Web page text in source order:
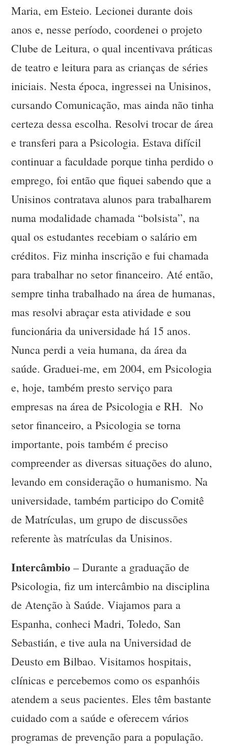
Maria, em Esteio. Lecionei durante dois
anos e, nesse período, coordenei o projeto
Clube de Leitura, o qual incentivava práticas
de teatro e leitura para as crianças de séries
iniciais. Nesta época, ingressei na Unisinos,
cursando Comunicação, mas ainda não tinha
certeza dessa escolha. Resolvi trocar de área
e transferi para a Psicologia. Estava difícil
continuar a faculdade porque tinha perdido o
emprego, foi então que fiquei sabendo que a
Unisinos contratava alunos para trabalharem
numa modalidade chamada “bolsista”, na
qual os estudantes recebiam o salário em
créditos. Fiz minha inscrição e fui chamada
para trabalhar no setor financeiro. Até então,
sempre tinha trabalhado na área de humanas,
mas resolvi abraçar esta atividade e sou
funcionária da universidade há 15 anos.
Nunca perdi a veia humana, da área da
saúde. Graduei-me, em 2004, em Psicologia
e, hoje, também presto serviço para
empresas na área de Psicologia e RH. No
setor financeiro, a Psicologia se torna
importante, pois também é preciso
compreender as diversas situações do aluno,
levando em consideração o humanismo. Na
universidade, também participo do Comitê
de Matrículas, um grupo de discussões
referente às matrículas da Unisinos.
Intercâmbio – Durante a graduação de
Psicologia, fiz um intercâmbio na disciplina
de Atenção à Saúde. Viajamos para a
Espanha, conheci Madri, Toledo, San
Sebastián, e tive aula na Universidad de
Deusto em Bilbao. Visitamos hospitais,
clínicas e percebemos como os espanhóis
atendem a seus pacientes. Eles têm bastante
cuidado com a saúde e oferecem vários
programas de prevenção para a população.